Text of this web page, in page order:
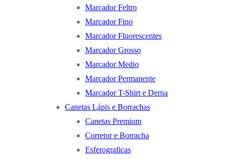
Marcador Feltro
Marcador Fino
Marcador Fluorescentes
Marcador Grosso
Marcador Medio
Marcador Permanente
Marcador T-Shirt e Derna
Canetas Lápis e Borrachas
Canetas Premium
Corretor e Borracha
Esferograficas